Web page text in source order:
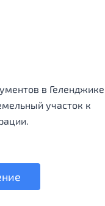
в Геленджике
участок к